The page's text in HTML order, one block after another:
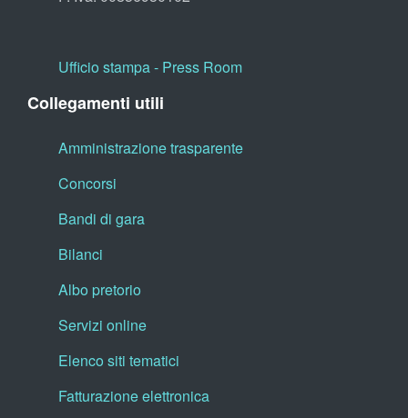
Ufficio stampa - Press Room
Collegamenti utili
Amministrazione trasparente
Concorsi
Bandi di gara
Bilanci
Albo pretorio
Servizi online
Elenco siti tematici
Fatturazione elettronica